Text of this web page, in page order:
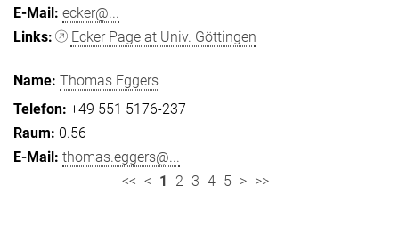
ecker@...
Ecker Page at Univ. Göttingen
Thomas Eggers
+49 551 5176-237
0.56
thomas.eggers@...
<< < 1 2 3 4 5 > >>